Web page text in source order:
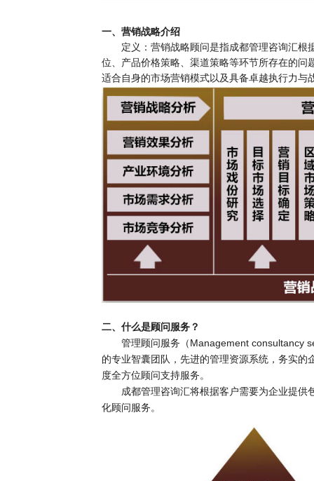
一、 营销战略介绍
定义：营销战略顾问是指成都管理咨询汇
位、产品价格策略、渠道策略等环节所存在的
适合自身的市场营销模式以及具备卓越执行力
二、什么是顾问服务？
管理顾问服务（Management consultancy
的专业智囊团队，先进的管理资源系统，务实
度全方位顾问支持服务。
成都管理咨询汇将根据客户需要为企业提
化顾问服务。